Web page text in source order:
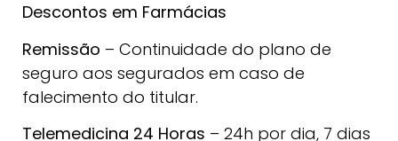
Descontos em Farmácias
Remissão – Continuidade do plano de
seguro aos segurados em caso de
falecimento do titular.
Telemedicina 24 Horas – 24h por dia, 7 dias